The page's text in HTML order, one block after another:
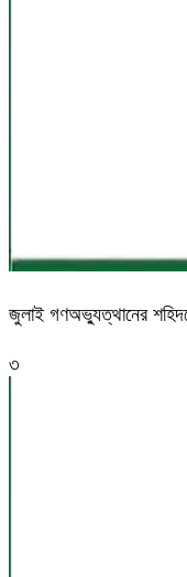
জুলাই গণঅভ্যুত্থানের
৩